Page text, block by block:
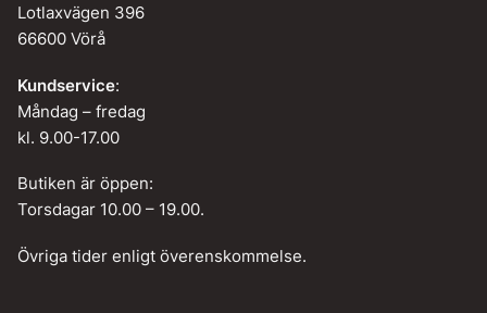
Lotlaxvägen 396
66600 Vörå
Kundservice:
Måndag – fredag
kl. 9.00-17.00
Butiken är öppen:
Torsdagar 10.00 – 19.00.
Övriga tider enligt överenskommelse.